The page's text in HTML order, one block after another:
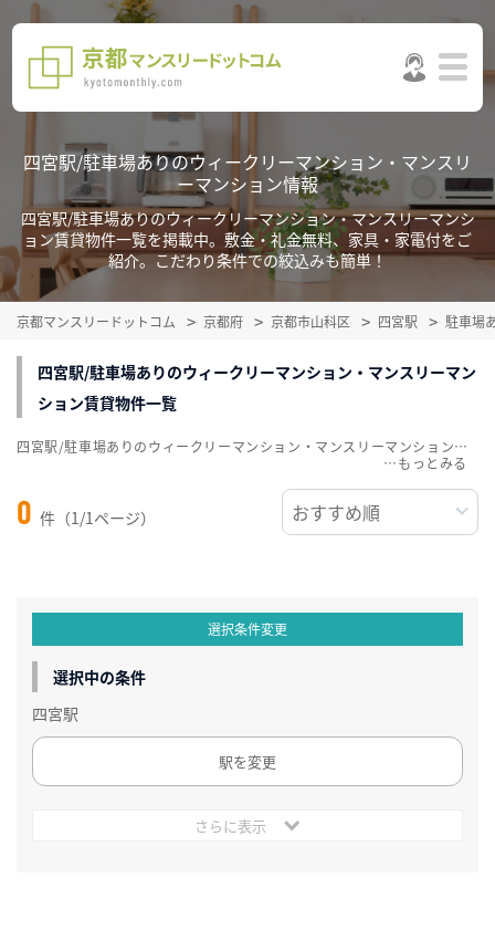
四宮駅/駐車場ありのウィークリーマンション・マンスリ
ーマンション情報
四宮駅/駐車場ありのウィークリーマンション・マンスリーマンシ
ョン賃貸物件一覧を掲載中。敷金・礼金無料、家具・家電付をご
紹介。こだわり条件での絞込みも簡単！
京都マンスリードットコム 京都府 京都市山科区 四宮駅 駐車場
四宮駅/駐車場ありのウィークリーマンション・マンスリーマン
ション賃貸物件一覧
0 件（1/1ページ）
四宮駅/駐車場ありのウィークリーマンション・マンスリーマンション賃貸物件一覧を掲載中。敷金・礼金無料、家具・家電付をご紹介。こだわり条件での絞込みも簡単！
…
選択条件変更
選択中の条件
四宮駅
駅を変更
さらに表示